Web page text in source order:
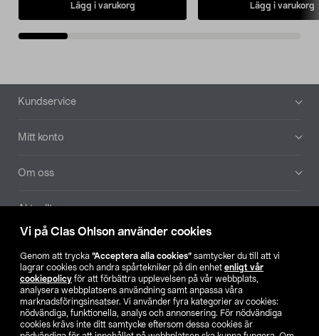
Vi på Clas Ohlson använder cookies
Genom att trycka ”Acceptera alla cookies” samtycker du till att vi
lagrar cookies och andra spårtekniker på din enhet enligt vår
cookiepolicy för att förbättra upplevelsen på vår webbplats,
analysera webbplatsens användning samt anpassa våra
marknadsföringsinsatser. Vi använder fyra kategorier av cookies:
nödvändiga, funktionella, analys och annonsering. För nödvändiga
cookies krävs inte ditt samtycke eftersom dessa cookies är
Lägg i varukorg Lägg i varukorg
Sidfot
Kundservice
Mitt konto
Om oss
Aktuellt
Hitta butik
SE NO FI